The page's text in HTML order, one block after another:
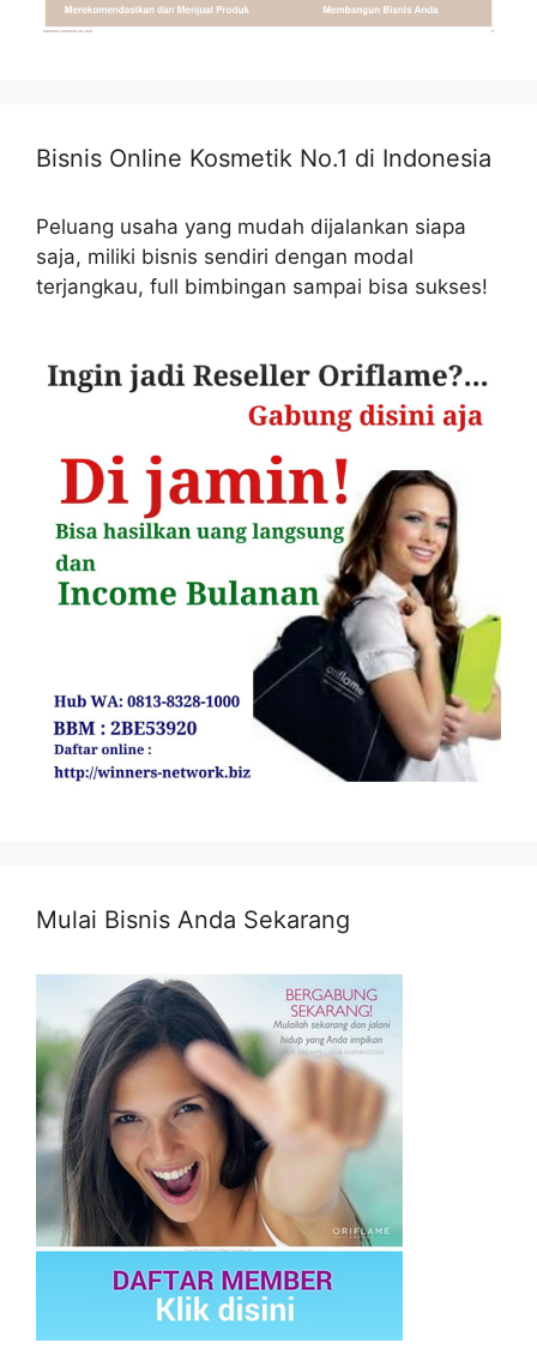
Bisnis Online Kosmetik No.1 di Indonesia
Peluang usaha yang mudah dijalankan siapa
saja, miliki bisnis sendiri dengan modal
terjangkau, full bimbingan sampai bisa sukses!
Mulai Bisnis Anda Sekarang